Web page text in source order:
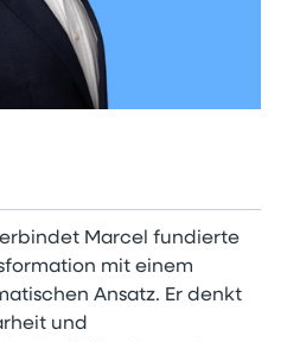
Marcel fundierte
mit einem
Ansatz. Er denkt
und